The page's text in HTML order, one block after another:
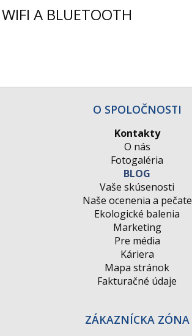
WIFI A BLUETOOTH
O SPOLOČNOSTI
Kontakty
O nás
Fotogaléria
BLOG
Vaše skúsenosti
Naše ocenenia a pečate
Ekologické balenia
Marketing
Pre média
Káriera
Mapa stránok
Fakturačné údaje
ZÁKAZNÍCKA ZÓNA